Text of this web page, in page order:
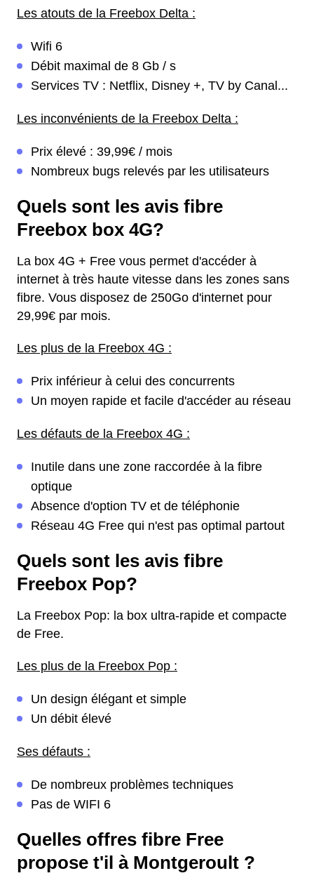
Les atouts de la Freebox Delta :
Wifi 6
Débit maximal de 8 Gb / s
Services TV : Netflix, Disney +, TV by Canal...
Les inconvénients de la Freebox Delta :
Prix élevé : 39,99€ / mois
Nombreux bugs relevés par les utilisateurs
Quels sont les avis fibre
Freebox box 4G?
La box 4G + Free vous permet d'accéder à
internet à très haute vitesse dans les zones sans
fibre. Vous disposez de 250Go d'internet pour
29,99€ par mois.
Les plus de la Freebox 4G :
Prix inférieur à celui des concurrents
Un moyen rapide et facile d'accéder au réseau
Les défauts de la Freebox 4G :
Inutile dans une zone raccordée à la fibre
optique
Absence d'option TV et de téléphonie
Réseau 4G Free qui n'est pas optimal partout
Quels sont les avis fibre
Freebox Pop?
La Freebox Pop: la box ultra-rapide et compacte
de Free.
Les plus de la Freebox Pop :
Un design élégant et simple
Un débit élevé
Ses défauts :
De nombreux problèmes techniques
Pas de WIFI 6
Quelles offres fibre Free
propose t'il à Montgeroult ?